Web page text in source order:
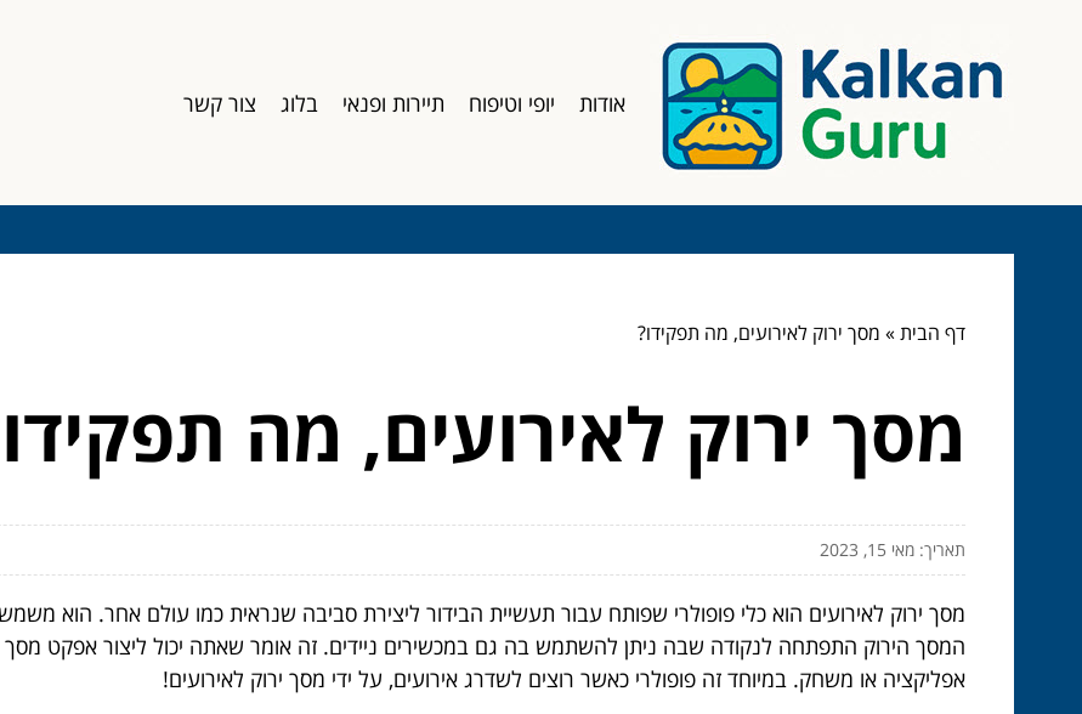
אודות יופי וטיפוח תיירות ופנאי בלוג צור קשר
דף הבית» מסך ירוק לאירועים, מה תפקידו?
מסך ירוק לאירועים, מה
תאריך: מאי 15, 2023
מסך ירוק לאירועים הוא כלי פופולרי שפותח עבור תעשיית הבידור ליצירת סביבה שנראית כמו עולם אחר. הוא משמש
המסך הירוק התפתחה לנקודה שבה ניתן להשתמש בה גם במכשירים ניידים. זה אומר שאתה יכול ליצור אפקט
אפליקציה או משחק. במיוחד זה פופולרי כאשר רוצים לשדרג אירועים, על ידי מסך ירוק לאירועים!